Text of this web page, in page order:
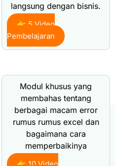
langsung dengan bisnis.
👉 5 Video
Pembelajaran
Modul khusus yang
membahas tentang
berbagai macam error
rumus rumus excel dan
bagaimana cara
memperbaikinya
👉 10 Video